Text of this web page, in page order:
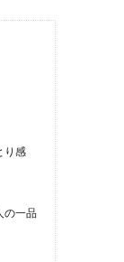
り感
の一品